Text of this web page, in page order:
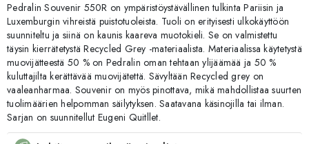
Pedralin Souvenir 550R on ympäristöystävällinen tulkinta Pariisin ja
Luxemburgin vihreistä puistotuoleista. Tuoli on erityisesti ulkokäyttöön
suunniteltu ja siinä on kaunis kaareva muotokieli. Se on valmistettu
täysin kierrätetystä Recycled Grey -materiaalista. Materiaalissa käytetystä
muovijätteestä 50 % on Pedralin oman tehtaan ylijäämää ja 50 %
kuluttajilta kerättävää muovijätettä. Sävyltään Recycled grey on
vaaleanharmaa. Souvenir on myös pinottava, mikä mahdollistaa suurten
tuolimäärien helpomman säilytyksen. Saatavana käsinojilla tai ilman.
Sarjan on suunnitellut Eugeni Quitllet.